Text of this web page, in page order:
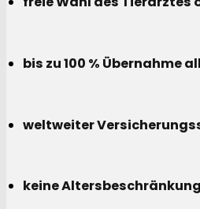
bis zu 100 % Übernahme
weltweiter
keine